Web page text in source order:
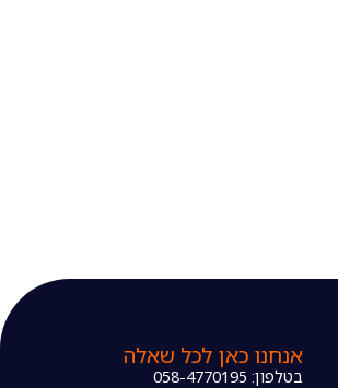
אנחנו כאן לכל שאלה
בטלפון: 058-4770195